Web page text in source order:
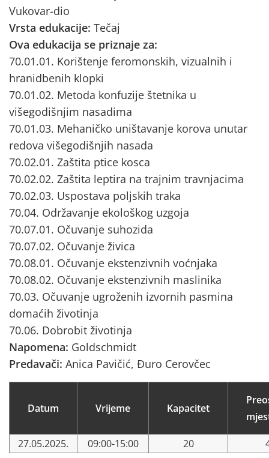
Vukovar-dio
Vrsta edukacije: Tečaj
Ova edukacija se priznaje za:
70.01.01. Korištenje feromonskih, vizualnih i
hranidbenih klopki
70.01.02. Metoda konfuzije štetnika u
višegodišnjim nasadima
70.01.03. Mehaničko uništavanje korova unutar
redova višegodišnjih nasada
70.02.01. Zaštita ptice kosca
70.02.02. Zaštita leptira na trajnim travnjacima
70.02.03. Uspostava poljskih traka
70.04. Održavanje ekološkog uzgoja
70.07.01. Očuvanje suhozida
70.07.02. Očuvanje živica
70.08.01. Očuvanje ekstenzivnih voćnjaka
70.08.02. Očuvanje ekstenzivnih maslinika
70.03. Očuvanje ugroženih izvornih pasmina
domaćih životinja
70.06. Dobrobit životinja
Napomena: Goldschmidt
Predavači: Anica Pavičić, Đuro Cerovčec
Datum Vrijeme Kapacitet
27.05.2025. 09:00-15:00 20